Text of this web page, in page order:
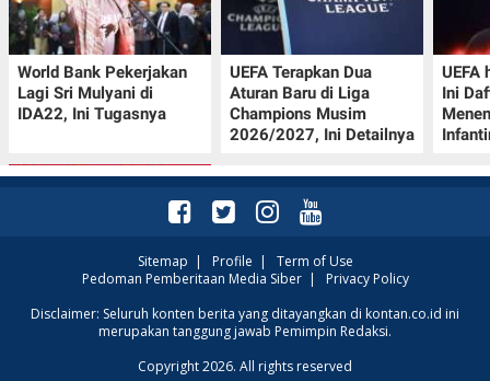
World Bank Pekerjakan
Lagi Sri Mulyani di
IDA22, Ini Tugasnya
UEFA Terapkan Dua
Aturan Baru di Liga
Champions Musim
2026/2027, Ini Detailnya
UEFA
Ini
Promo JSM Superindo
7–9 Agustus 2026,
Rp37.900 hingga Buah
Sitemap | Profile | Term of Use
Pedoman Pemberitaan Media Siber| Privacy Policy
Disclaimer: Seluruh konten berita yang ditayangkan di kontan.co.id ini
merupakan tanggung jawab Pemimpin Redaksi.
Copyright 2026. All rights reserved